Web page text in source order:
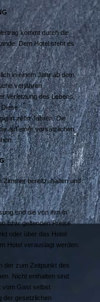
kommt durch die
Dem Hotel steht es
in einem Jahr ab dem
verjähren
Verletzung des Lebens,
in zehn Jahren. Die
auf einer vorsätzlichen
Zimmer bereitzuhalten und
und die von ihm in
bzw. geltenden Preise
oder über das Hotel
Hotel verauslagt werden.
der zum Zeitpunkt des
Nicht enthalten sind
vom Gast selbst
der gesetzlichen